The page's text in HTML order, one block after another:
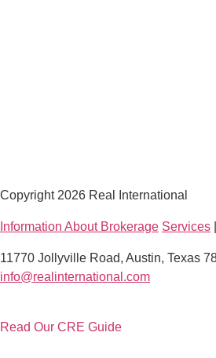
Copyright 2026 Real International
Information About Brokerage Services
11770 Jollyville Road, Austin, Texas
info@realinternational.com
Read Our CRE Guide